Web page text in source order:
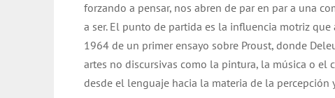
forzando a pensar, nos abren de par en par a una
a ser. El punto de partida es la influencia motriz
1964 de un primer ensayo sobre Proust, donde
artes no discursivas como la pintura, la música o el
desde el lenguaje hacia la materia de la